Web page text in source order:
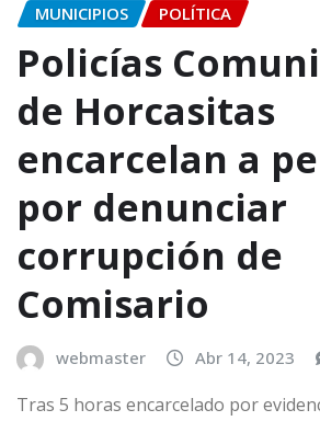
MUNICIPIOS POLÍTICA
Policías
de Horcasitas
encarcelan a
por denunciar
corrupción de
Comisario
webmaster Abr 14, 2023
Tras 5 horas encarcelado por